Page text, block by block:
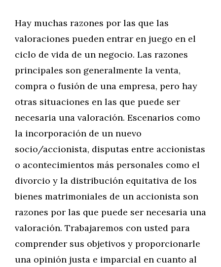
Hay muchas razones por las que las
valoraciones pueden entrar en juego en el
ciclo de vida de un negocio. Las razones
principales son generalmente la venta,
compra o fusión de una empresa, pero hay
otras situaciones en las que puede ser
necesaria una valoración. Escenarios como
la incorporación de un nuevo
socio/accionista, disputas entre accionistas
o acontecimientos más personales como el
divorcio y la distribución equitativa de los
bienes matrimoniales de un accionista son
razones por las que puede ser necesaria una
valoración. Trabajaremos con usted para
comprender sus objetivos y proporcionarle
una opinión justa e imparcial en cuanto al